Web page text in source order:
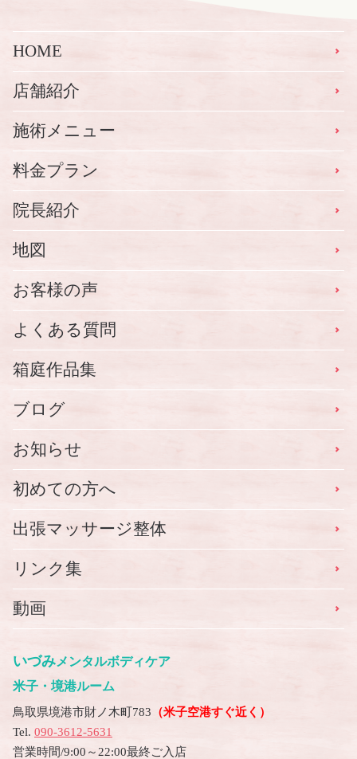
いづみメンタルボディケア
米子・境港ルーム
鳥取県境港市財ノ木町783 （米子空港すぐ近く）
Tel. 090-3612-5631
営業時間/9:00～22:00最終ご入店
HOME
店舗紹介
施術メニュー
料金プラン
院長紹介
地図
お客様の声
よくある質問
箱庭作品集
ブログ
お知らせ
初めての方へ
出張マッサージ整体
リンク集
動画